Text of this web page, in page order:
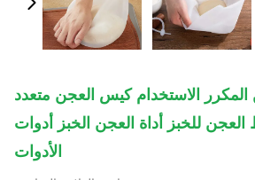
الاستخدام كيس العجن متعدد
للخبز أداة العجن الخبز أدوات
الأدوات